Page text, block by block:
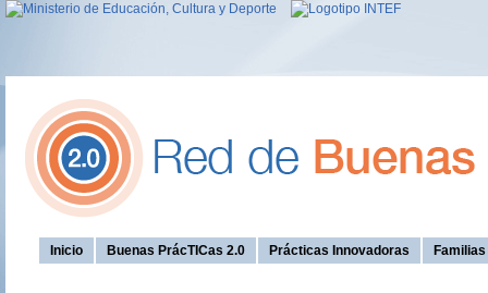
Inicio Buenas PrácTICas 2.0 Prácticas Innovadoras